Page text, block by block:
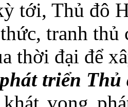
tới, Thủ đô
tranh
thời đại để
triển Thủ
vọng